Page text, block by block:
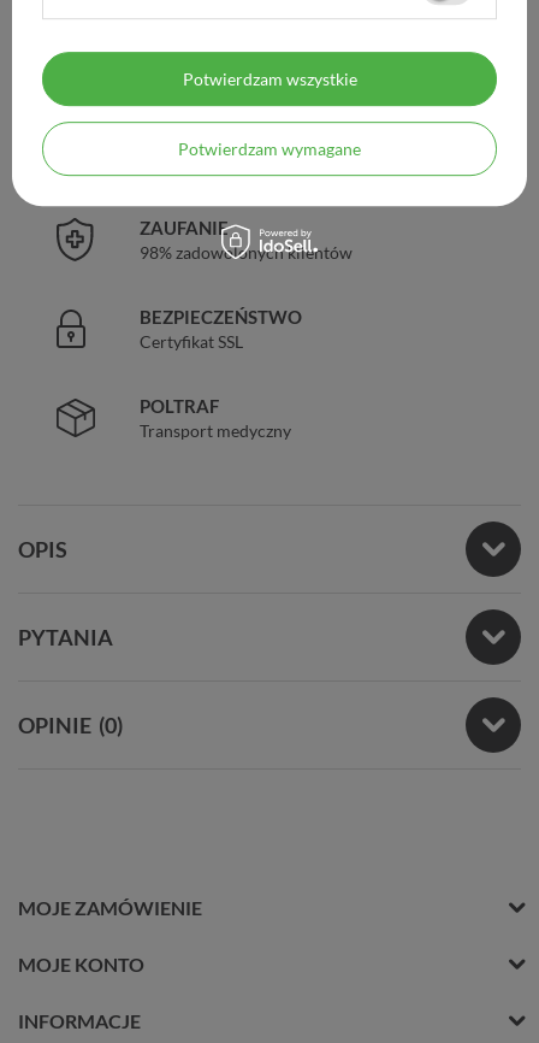
DARMOWA DOSTAWA
Już od 149 zł !
DOŚWIADCZENIE
Legalna apteka od 2006 r.
ZAUFANIE
98% zadowolonych klientów
BEZPIECZEŃSTWO
Certyfikat SSL
POLTRAF
Transport medyczny
OPIS
PYTANIA
OPINIE (0)
MOJE ZAMÓWIENIE
MOJE KONTO
INFORMACJE
Potwierdzam wymagane
Potwierdzam wszystkie